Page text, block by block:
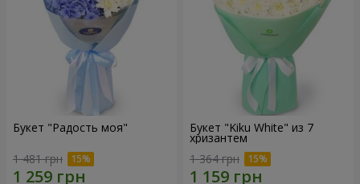
Букет "Радость моя"
1 481 грн
Букет "Kiku White" из 7
хризантем
1 364 грн